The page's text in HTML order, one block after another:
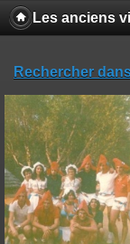
Les anciens
Rechercher